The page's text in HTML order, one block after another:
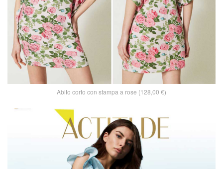
Abito corto con stampa a rose (128,00 €)